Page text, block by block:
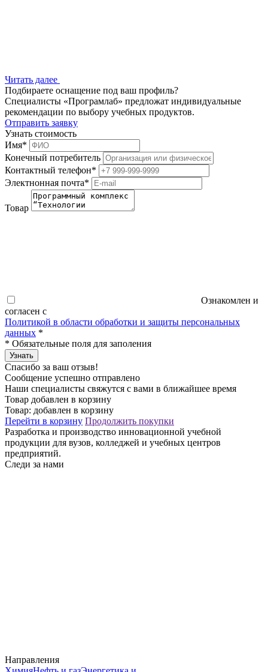
Читать далее
Подбираете оснащение под ваш профиль?
Специалисты «Програмлаб» предложат индивидуальные
рекомендации по выбору учебных продуктов.
Отправить заявку
Узнать стоимость
Имя*
Конечный потребитель
Контактный телефон*
Электнонная почта*
Товар
Ознакомлен и
согласен с
Политикой в области обработки и защиты персональных
данных *
* Обязательные поля для заполения
Узнать
Спасибо за ваш отзыв!
Сообщение успешно отправлено
Наши специалисты свяжутся с вами в ближайшее время
Товар добавлен в корзину
Товар: добавлен в корзину
Перейти в корзину Продолжить покупки
Разработка и производство инновационной учебной
продукции для вузов, колледжей и учебных центров
предприятий.
Следи за нами
Направления